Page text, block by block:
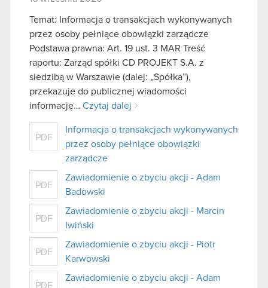
Temat: Informacja o transakcjach wykonywanych
przez osoby pełniące obowiązki zarządcze
Podstawa prawna: Art. 19 ust. 3 MAR Treść
raportu: Zarząd spółki CD PROJEKT S.A. z
siedzibą w Warszawie (dalej: „Spółka”),
przekazuje do publicznej wiadomości
informację… Czytaj dalej
PDF
Informacja o transakcjach wykonywanych
przez osoby pełniące obowiązki
zarządcze
PDF
Zawiadomienie o zbyciu akcji - Adam
Badowski
PDF
Zawiadomienie o zbyciu akcji - Marcin
Iwiński
PDF
Zawiadomienie o zbyciu akcji - Piotr
Karwowski
PDF
Zawiadomienie o zbyciu akcji - Adam